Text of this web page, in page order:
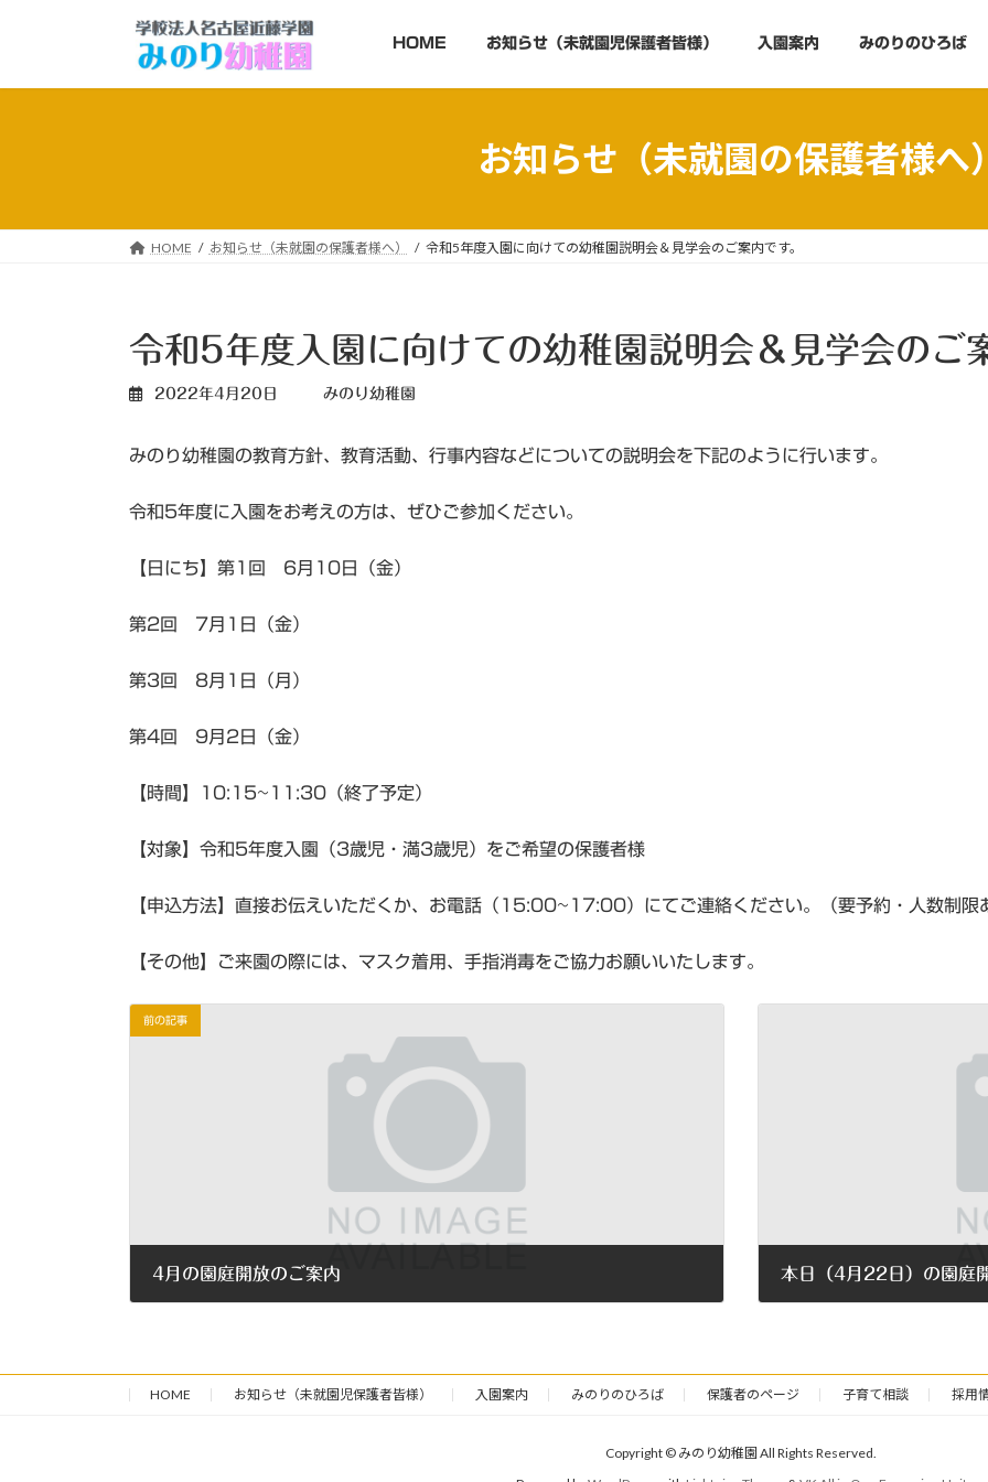
ン
ッ
ー
移
HOME お知らせ（未就園児保護者皆様） 入園案内 みのりのひろば
お知らせ（未就園の保護者様へ
HOME お知らせ（未就園の保護者様へ） 令和5年度入園に向けての幼稚園説明会＆見学会のご案内です。
令和5年度入園に向けての幼稚園説明会＆見学会のご
2022年4月20日 みのり幼稚園
みのり幼稚園の教育方針、教育活動、行事内容などについての説明会を下記のように行います。
令和5年度に入園をお考えの方は、ぜひご参加ください。
【日にち】第1回 6月10日（金）
第2回 7月1日（金）
第3回 8月1日（月）
第4回 9月2日（金）
【時間】10:15~11:30（終了予定）
【対象】令和5年度入園（3歳児・満3歳児）をご希望の保護者様
【申込方法】直接お伝えいただくか、お電話（15:00~17:00）にてご連絡ください。（要予約・人数制限
【その他】ご来園の際には、マスク着用、手指消毒をご協力お願いいたします。
前の記事
4月の園庭開放のご案内 本日（4月22日）の園庭
HOME お知らせ（未就園児保護者皆様） 入園案内 みのりのひろば 保護者のページ 子育て相談 採用
Copyright © みのり幼稚園 All Rights Reserved.